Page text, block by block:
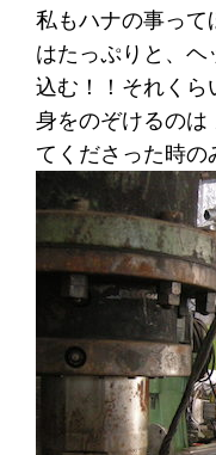
私もハナの事って
はたっぷりと、ヘ
込む！！それくら
身をのぞけるの
てくださった時の